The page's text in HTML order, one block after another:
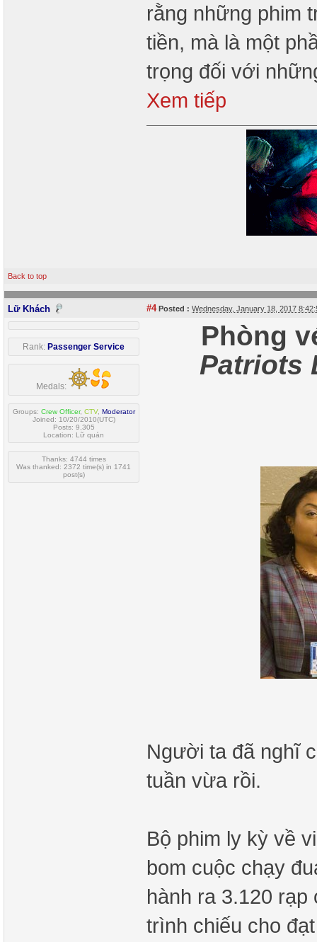
rằng những phim
tiền, mà là một
trọng đối với
Xem tiếp
Back to top
Lữ Khách #4Posted : Wednesday, January 18, 2017
Rank: Passenger Service
Medals:
Groups: Crew Officer, CTV, Moderator
Joined: 10/20/2010(UTC)
Posts: 9,305
Location: Lữ quán
Thanks: 4744 times
Was thanked: 2372 time(s) in 1741
post(s)
Phòng
Patriots
Người ta đã nghĩ
tuần vừa rồi.
Bộ phim ly kỳ về
bom cuộc chạy
hành ra 3.120
trình chiếu cho